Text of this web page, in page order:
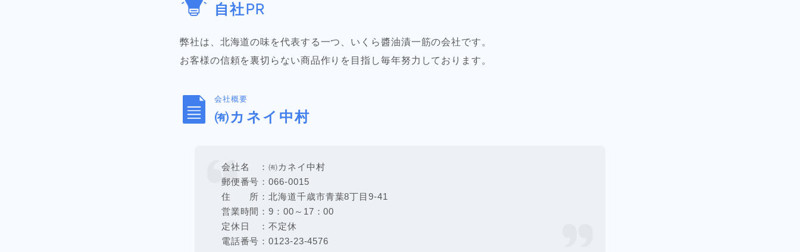
自社PR
弊社は、北海道の味を代表する一つ、いくら醬油漬一筋の会社です。
お客様の信頼を裏切らない商品作りを目指し毎年努力しております。
会社概要
㈲カネイ中村
会社名 ：㈲カネイ中村
郵便番号：066-0015
住 所：北海道千歳市青葉8丁目9‐41
営業時間：9：00～17：00
定休日 ：不定休
電話番号：0123-23-4576